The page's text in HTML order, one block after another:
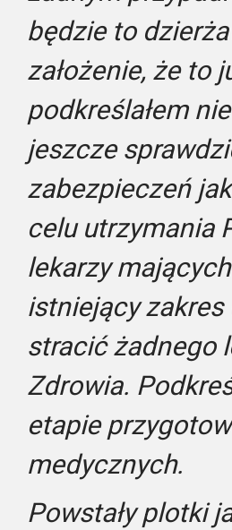
będzie to
założenie, że to
podkreślałem
jeszcze
zabezpieczeń
celu utrzymania
lekarzy
istniejący zakres
stracić żadnego
Zdrowia.
etapie
medycznych.
Powstały plotki